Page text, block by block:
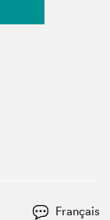
Français